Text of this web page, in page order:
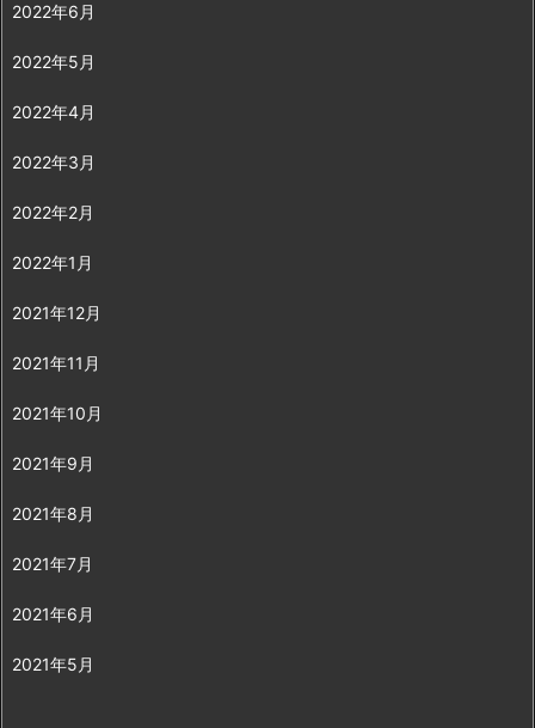
2022年6月
2022年5月
2022年4月
2022年3月
2022年2月
2022年1月
2021年12月
2021年11月
2021年10月
2021年9月
2021年8月
2021年7月
2021年6月
2021年5月